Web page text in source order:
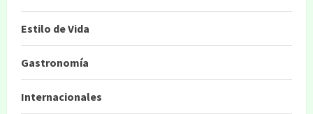
Estilo de Vida
Gastronomía
Internacionales